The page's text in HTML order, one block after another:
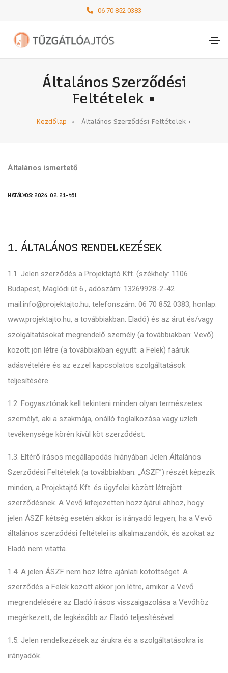
06 70 852 0383
Általános Szerződési
Feltételek •
Kezdőlap Általános Szerződési Feltételek •
Általános ismertető
HATÁLYOS: 2024. 02. 21-től
1. ÁLTALÁNOS RENDELKEZÉSEK
1.1. Jelen szerződés a Projektajtó Kft. (székhely: 1106
Budapest, Maglódi út 6., adószám: 13269928-2-42
mail:info@projektajto.hu, telefonszám: 06 70 852 0383, honlap:
www.projektajto.hu, a továbbiakban: Eladó) és az árut és/vagy
szolgáltatásokat megrendelő személy (a továbbiakban: Vevő)
között jön létre (a továbbiakban együtt: a Felek) faáruk
adásvételére és az ezzel kapcsolatos szolgáltatások
teljesítésére.
1.2. Fogyasztónak kell tekinteni minden olyan természetes
személyt, aki a szakmája, önálló foglalkozása vagy üzleti
tevékenysége körén kívül köt szerződést.
1.3. Eltérő írásos megállapodás hiányában Jelen Általános
Szerződési Feltételek (a továbbiakban: „ÁSZF”) részét képezik
minden, a Projektajtó Kft. és ügyfelei között létrejött
szerződésnek. A Vevő kifejezetten hozzájárul ahhoz, hogy
jelen ÁSZF kétség esetén akkor is irányadó legyen, ha a Vevő
általános szerződési feltételei is alkalmazandók, és azokat az
Eladó nem vitatta.
1.4. A jelen ÁSZF nem hoz létre ajánlati kötöttséget. A
szerződés a Felek között akkor jön létre, amikor a Vevő
megrendelésére az Eladó írásos visszaigazolása a Vevőhöz
megérkezett, de legkésőbb az Eladó teljesítésével.
1.5. Jelen rendelkezések az árukra és a szolgáltatásokra is
irányadók.